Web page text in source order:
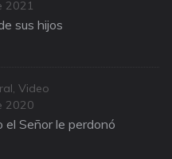
2021
sus hijos
Video
2020
el Señor le perdonó